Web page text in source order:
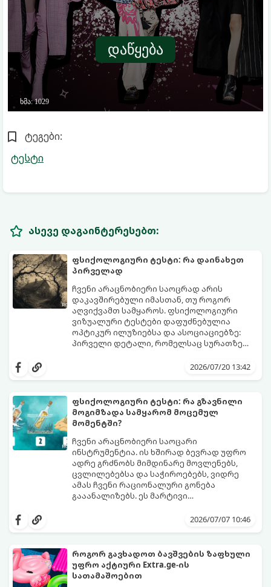
ტეგები:
ტესტი
ასევე დაგაინტერესებთ:
ფსიქოლოგიური ტესტი: რა დაინახეთ
პირველად
ჩვენი არაცნობიერი საოცრად არის
დაკავშირებული იმასთან, თუ როგორ
აღვიქვამთ სამყაროს. ფსიქოლოგიური
ვიზუალური ტესტები დაფუძნებულია
ოპტიკურ ილუზიებსა და ასოციაციებზე:
პირველი დეტალი, რომელსაც სურათზე
პიროვნების ფარულ მხარეებზე,2026/07/20 13:42
ფსიქოლოგიური ტესტი: რა გზავნილი
მოგიმზადა სამყარომ მოცემულ
მომენტში?
ჩვენი არაცნობიერი საოცარი
ინსტრუმენტია. ის ხშირად ბევრად უფრო
ადრე გრძნობს მიმდინარე მოვლენებს,
ცვლილებებსა და საჭიროებებს, ვიდრე
ამას ჩვენი რაციონალური გონება
გააანალიზებს. ეს მარტივი
ასოციაციურ აღქმაზეა დაფუძნებული,
თქვენთვის ცხოვრების ამ ეტაპზე.
აირჩიეთ სამი წერილიდან ის ერთი,
2026/07/07 10:46
როგორ გავხადოთ ბავშვების ზაფხული
უფრო აქტიური Extra.ge-ის
სათამაშოებით